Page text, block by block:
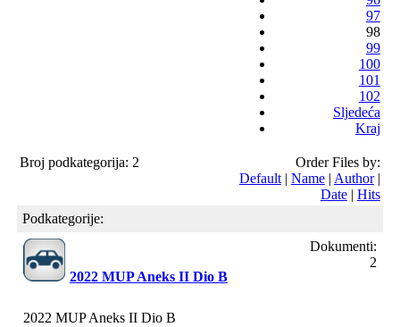
97
98
99
100
101
102
Sljedeća
Kraj
Broj podkategorija: 2
Order Files by:
Default| Name| Author|
Date| Hits
Podkategorije:
2022 MUP Aneks II Dio B
Dokumenti:
2
2022 MUP Aneks II Dio B